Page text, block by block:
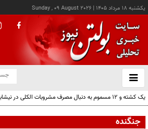
يکشنبه ۱۸ مرداد ۱۴۰۵ |
Sunday , 09 August 2026
باز
و
یک کشته و ۱۲ مسموم به دنبال مصرف مشروبات الکلی در نیشابور
جنگنده‌